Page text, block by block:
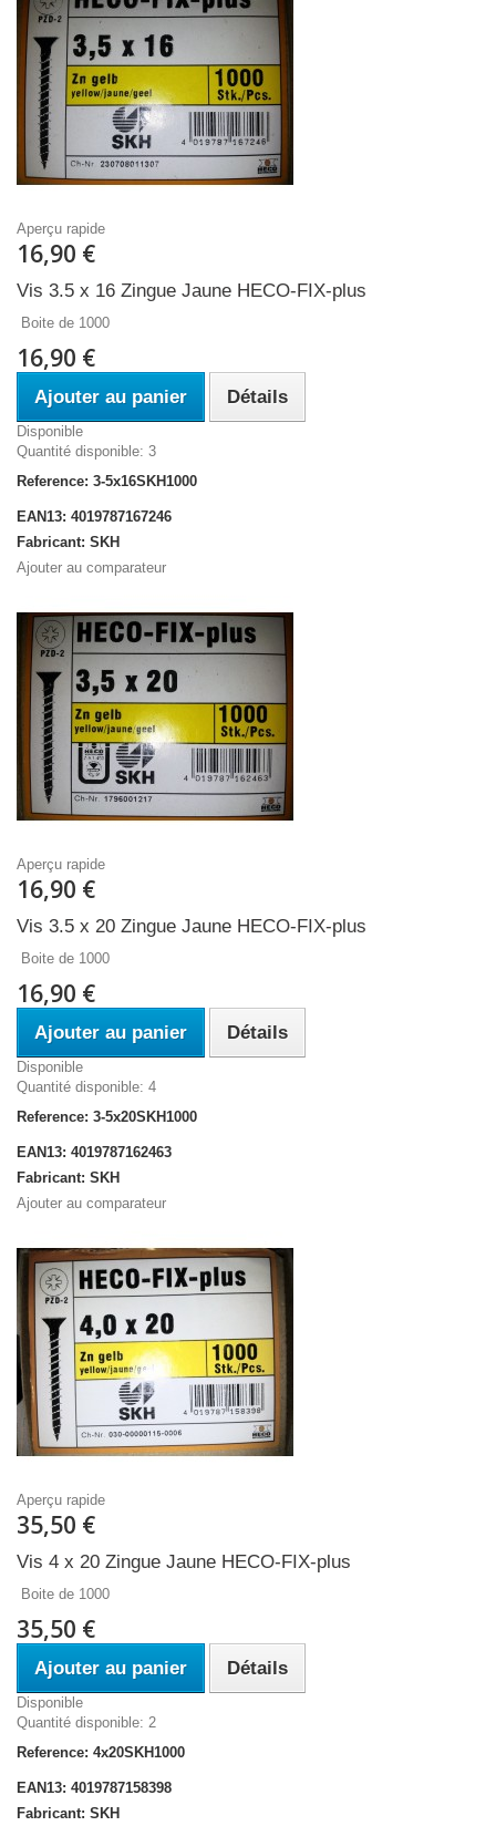
Aperçu rapide
16,90 €
Vis 3.5 x 16 Zingue Jaune HECO-FIX-plus
Boite de 1000
16,90 €
Ajouter au panier Détails
Disponible
Quantité disponible: 3
Reference: 3-5x16SKH1000
EAN13: 4019787167246
Fabricant: SKH
Ajouter au comparateur
Aperçu rapide
16,90 €
Vis 3.5 x 20 Zingue Jaune HECO-FIX-plus
Boite de 1000
16,90 €
Ajouter au panier Détails
Disponible
Quantité disponible: 4
Reference: 3-5x20SKH1000
EAN13: 4019787162463
Fabricant: SKH
Ajouter au comparateur
Aperçu rapide
35,50 €
Vis 4 x 20 Zingue Jaune HECO-FIX-plus
Boite de 1000
35,50 €
Ajouter au panier Détails
Disponible
Quantité disponible: 2
Reference: 4x20SKH1000
EAN13: 4019787158398
Fabricant: SKH